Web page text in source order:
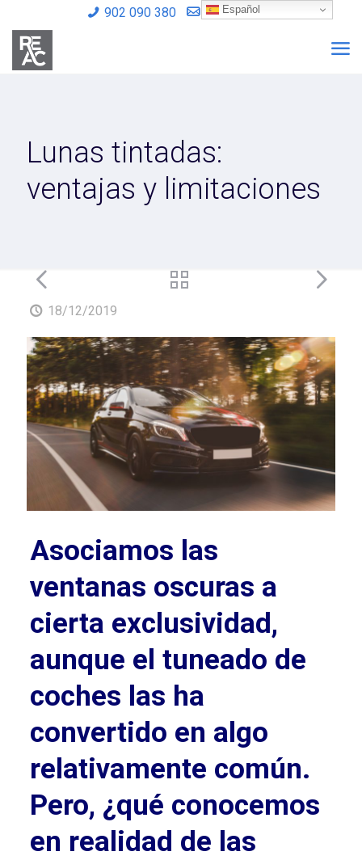
902 090 380 info@reac.es
Lunas tintadas:
ventajas y limitaciones
18/12/2019
Asociamos las
ventanas oscuras a
cierta exclusividad,
aunque el tuneado de
coches las ha
convertido en algo
relativamente común.
Pero, ¿qué conocemos
en realidad de las
Español